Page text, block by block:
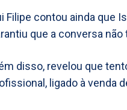
Filipe contou ainda que
que a conversa
disso, revelou que
ligado à venda